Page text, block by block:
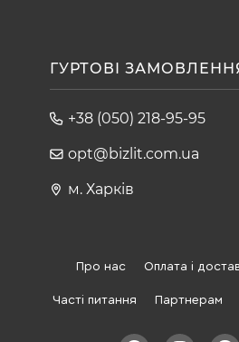
ГУРТОВІ
+38 (050) 218-95-95
opt@bizlit.com.ua
м. Харків
Про нас Оплата і
Часті питання Партнерам